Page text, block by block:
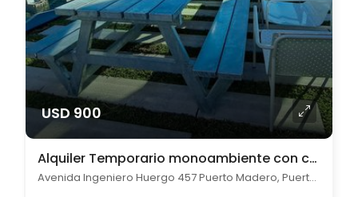
USD 900
Alquiler Temporario monoambiente con cochera en Puerto Madero
Avenida Ingeniero Huergo 457 Puerto Madero, Puerto Madero, Capital Federal